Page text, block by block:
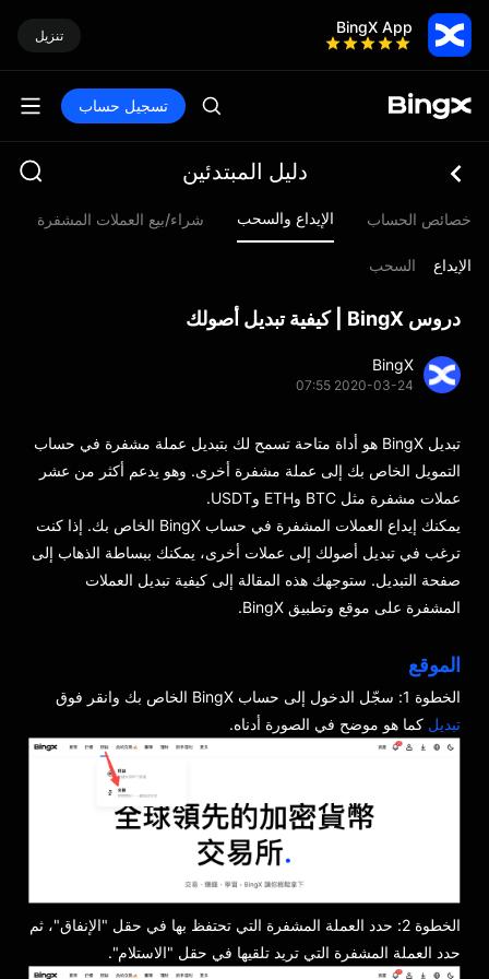
BingX App تنزيل
تسجيل حساب
دليل المبتدئين
خصائص الحساب الإيداع والسحب شراء/بيع العملات المشفرة
الإيداع السحب
دروس BingX | كيفية تبديل أصولك
BingX
2020-03-24 07:55
تبديل BingX هو أداة متاحة تسمح لك بتبديل عملة مشفرة في حساب
التمويل الخاص بك إلى عملة مشفرة أخرى. وهو يدعم أكثر من عشر
عملات مشفرة مثل BTC وETH وUSDT.
يمكنك إيداع العملات المشفرة في حساب BingX الخاص بك. إذا كنت
ترغب في تبديل أصولك إلى عملات أخرى، يمكنك ببساطة الذهاب إلى
صفحة التبديل. ستوجهك هذه المقالة إلى كيفية تبديل العملات
المشفرة على موقع وتطبيق BingX.
الموقع
الخطوة 1: سجّل الدخول إلى حساب BingX الخاص بك وانقر فوق
تبديل كما هو موضح في الصورة أدناه.
الخطوة 2: حدد العملة المشفرة التي تحتفظ بها في حقل "الإنفاق"، ثم
حدد العملة المشفرة التي تريد تلقيها في حقل "الاستلام".